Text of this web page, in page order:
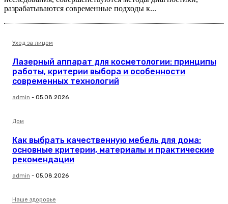
разрабатываются современные подходы к...
Уход за лицом
Лазерный аппарат для косметологии: принципы
работы, критерии выбора и особенности
современных технологий
admin - 05.08.2026
Дом
Как выбрать качественную мебель для дома:
основные критерии, материалы и практические
рекомендации
admin - 05.08.2026
Наше здоровье